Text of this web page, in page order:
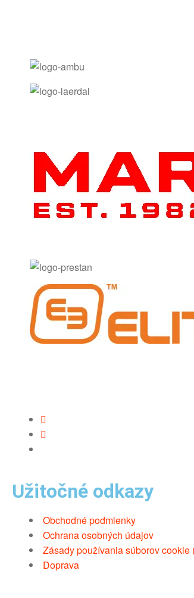
Užitočné odkazy
Obchodné podmienky
Ochrana osobných údajov
Zásady používania súborov cookie
Doprava